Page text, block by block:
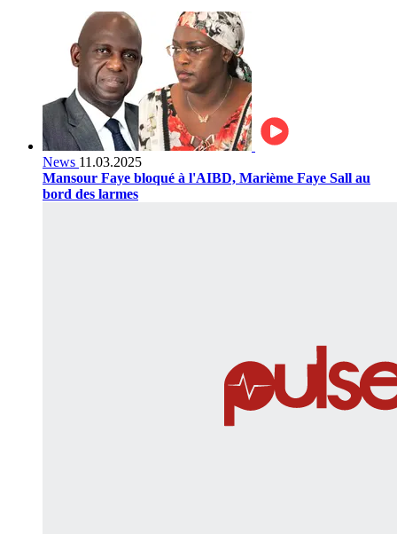
News 11.03.2025
Mansour Faye bloqué à l'AIBD, Marième Faye Sall au
bord des larmes